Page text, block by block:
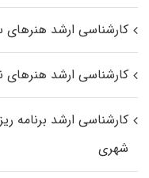
کارشناسی ارشد
کارشناسی ارشد هنرهای
کارشناسی ارشد برنامه
شهری